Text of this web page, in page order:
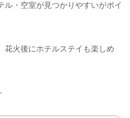
ル・空室が見つかりやすいがポイ
花火後にホテルステイも楽しめ